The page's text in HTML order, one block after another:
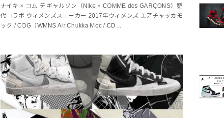
ナイキ × コム デ ギャルソン（Nike × COMME des GARÇONS）歴
代コラボ ウィメンズスニーカー 2017年ウィメンズ エアチャッカモ
ック / CDG（WMNS Air Chukka Moc / CD…